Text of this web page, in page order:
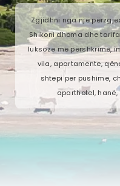
Zgjidhni nga një
Shikoni dhoma dhe
luksoze me përshkrime,
vila, apartamente,
shtepi per pushime,
aparthotel,